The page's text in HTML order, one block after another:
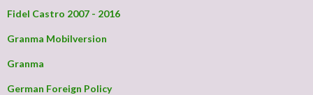
Fidel Castro 2007 - 2016
Granma Mobilversion
Granma
German Foreign Policy